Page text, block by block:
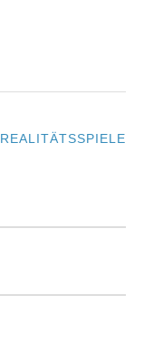
REALITÄTSSPIELE